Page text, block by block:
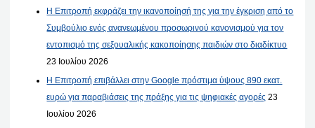
Η Επιτροπή εκφράζει την ικανοποίησή της για την έγκριση από το
Συμβούλιο ενός ανανεωμένου προσωρινού κανονισμού για τον
εντοπισμό της σεξουαλικής κακοποίησης παιδιών στο διαδίκτυο
23 Ιουλίου 2026
Η Επιτροπή επιβάλλει στην Google πρόστιμα ύψους 890 εκατ.
ευρώ για παραβιάσεις της πράξης για τις ψηφιακές αγορές 23
Ιουλίου 2026